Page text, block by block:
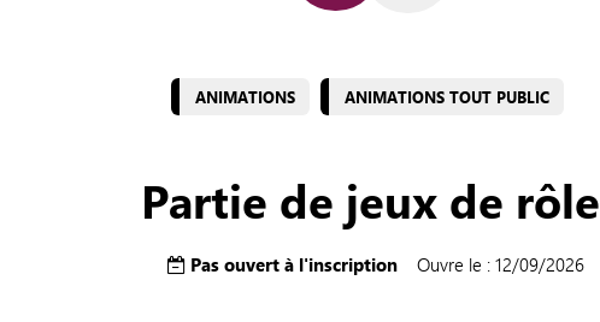
ANIMATIONS ANIMATIONS TOUT PUBLIC
Partie de jeux de rôle
Pas ouvert à l'inscription Ouvre le : 12/09/2026